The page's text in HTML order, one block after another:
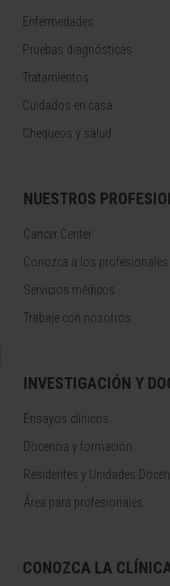
Enfermedades
Pruebas diagnósticas
Tratamientos
Cuidados en casa
Chequeos y salud
NUESTROS
Cancer Center
Conozca a los profesionales
Servicios médicos
Trabaje con nosotros
INVESTIGACIÓN Y
Ensayos clínicos
Docencia y formación
Residentes y Unidades
Área para profesionales
CONOZCA LA